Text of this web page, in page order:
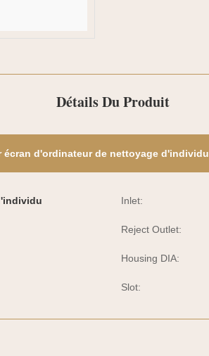
Détails Du Produit
écran d'ordinateur de nettoyage d'individu
Inlet:
Reject Outlet:
Housing DIA:
Slot: